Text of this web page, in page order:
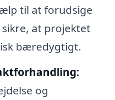
til at forudsige
at projektet
bæredygtigt.
og